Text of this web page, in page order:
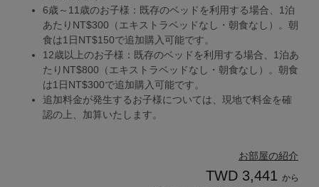
6歳～11歳のお子様：既存のベッドを利用する場合、1泊
あたりNT$300（エキストラベッドなし・朝食なし）。朝
食は1日NT$150で追加購入可能です。
12歳以上のお子様：既存のベッドを利用する場合、1泊あ
たりNT$800（エキストラベッドなし・朝食なし）。朝食
は1日NT$300で追加購入可能です。
追加料金が発生するお子様については、現地で料金を確
認の上、加算いたします。
お部屋の紹介
TWD 3,441 から